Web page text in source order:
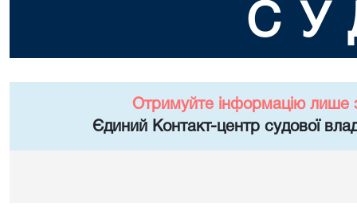
Отримуйте інформацію лише
Єдиний Контакт-центр судової